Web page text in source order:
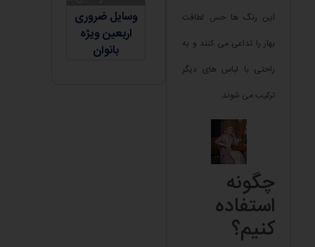
این رنگ ها حس لطافت
بهار را تداعی می کنند و به
راحتی با لباس های دیگر
ترکیب می شوند.
چگونه
استفاده
کنیم؟
وسایل ضروری
اربعین ویژه
بانوان